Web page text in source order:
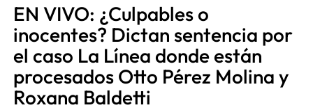
EN VIVO: ¿Culpables o
inocentes? Dictan sentencia por
el caso La Línea donde están
procesados Otto Pérez Molina y
Roxana Baldetti